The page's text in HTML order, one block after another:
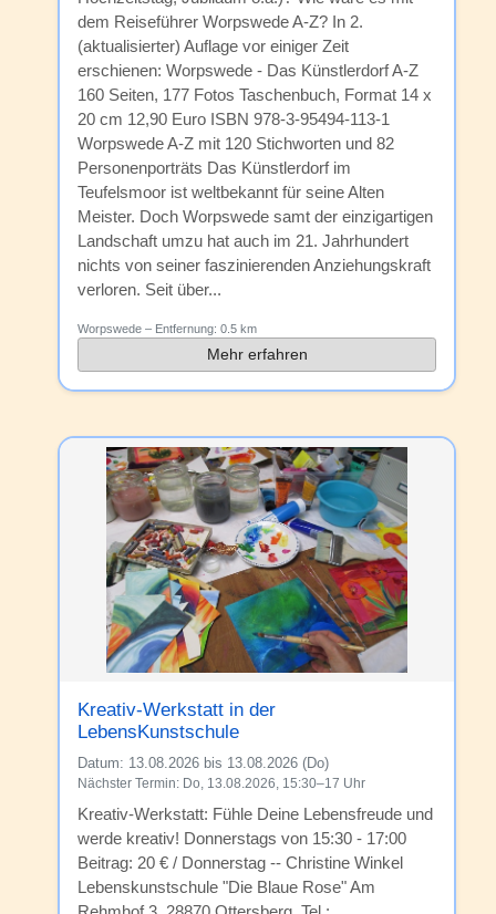
dem Reiseführer Worpswede A-Z? In 2.
(aktualisierter) Auflage vor einiger Zeit
erschienen: Worpswede - Das Künstlerdorf A-Z
160 Seiten, 177 Fotos Taschenbuch, Format 14 x
20 cm 12,90 Euro ISBN 978-3-95494-113-1
Worpswede A-Z mit 120 Stichworten und 82
Personenporträts Das Künstlerdorf im
Teufelsmoor ist weltbekannt für seine Alten
Meister. Doch Worpswede samt der einzigartigen
Landschaft umzu hat auch im 21. Jahrhundert
nichts von seiner faszinierenden Anziehungskraft
verloren. Seit über...
Worpswede – Entfernung: 0.5 km
Mehr erfahren
Kreativ-Werkstatt in der
LebensKunstschule
Datum: 13.08.2026 bis 13.08.2026 (Do)
Nächster Termin: Do, 13.08.2026, 15:30–17 Uhr
Kreativ-Werkstatt: Fühle Deine Lebensfreude und
werde kreativ! Donnerstags von 15:30 - 17:00
Beitrag: 20 € / Donnerstag -- Christine Winkel
Lebenskunstschule "Die Blaue Rose" Am